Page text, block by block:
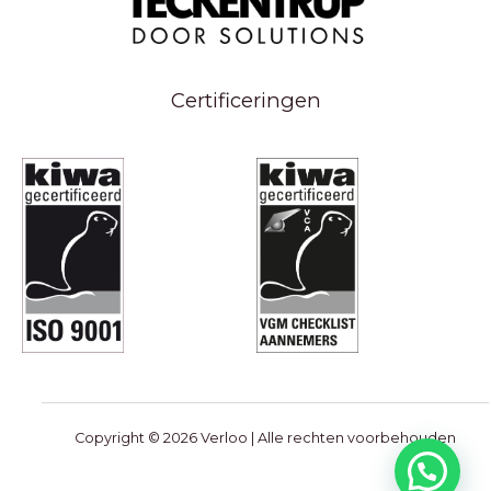
Certificeringen
Copyright © 2026 Verloo | Alle rechten voorbehouden